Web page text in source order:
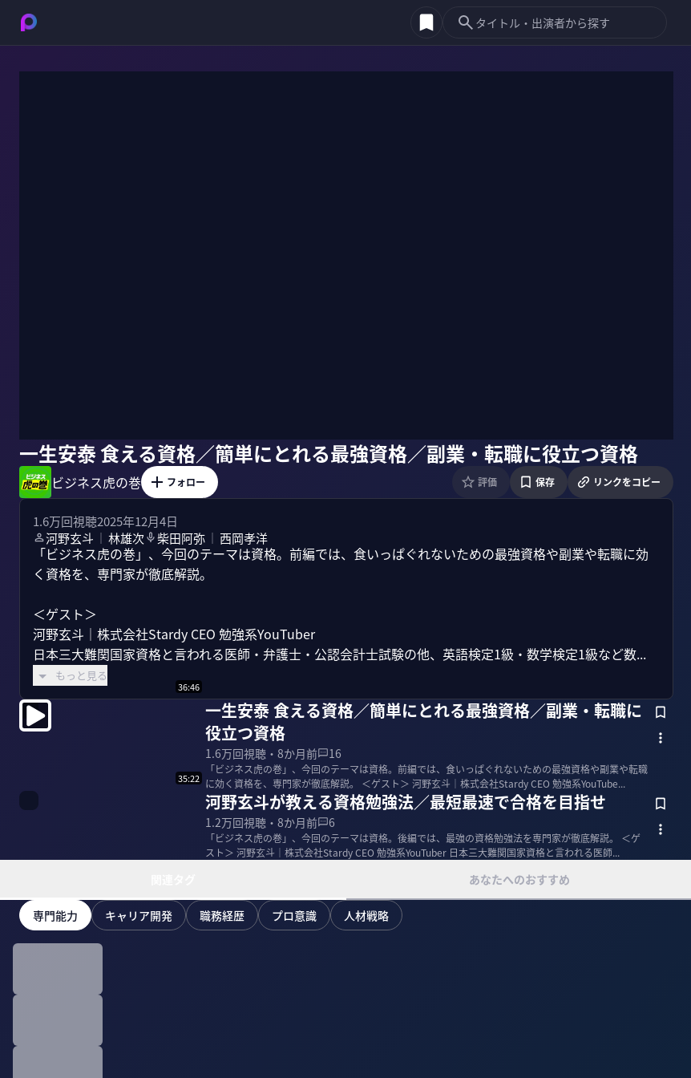
一生安泰 食える資格／簡単にとれる最強資格／副業・転職に役立つ資格
ビジネス虎の巻 フォロー 評価 保存 リンクをコピー
1.6万回視聴2025年12月4日
河野玄斗 ｜ 林雄次 柴田阿弥 ｜ 西岡孝洋
「ビジネス虎の巻」、今回のテーマは資格。前編では、食いっぱぐれないための最強資格や副業や転職に効
く資格を、専門家が徹底解説。
＜ゲスト＞
河野玄斗｜株式会社Stardy CEO 勉強系YouTuber
日本三大難関国家資格と言われる医師・弁護士・公認会計士試験の他、英語検定1級・数学検定1級など数...
もっと見る
36:46
一生安泰 食える資格／簡単にとれる最強資格／副業・転職に
役立つ資格
1.6万回視聴・ 8か月前 16
「ビジネス虎の巻」、今回のテーマは資格。前編では、食いっぱぐれないための最強資格や副業や転職
に効く資格を、専門家が徹底解説。 ＜ゲスト＞ 河野玄斗｜株式会社Stardy CEO 勉強系YouTube...
35:22
河野玄斗が教える資格勉強法／最短最速で合格を目指せ
1.2万回視聴・ 8か月前 6
「ビジネス虎の巻」、今回のテーマは資格。後編では、最強の資格勉強法を専門家が徹底解説。 ＜ゲ
スト＞ 河野玄斗｜株式会社Stardy CEO 勉強系YouTuber 日本三大難関国家資格と言われる医師...
あなたへのおすすめ
専門能力 キャリア開発 職務経歴 プロ意識 人材戦略